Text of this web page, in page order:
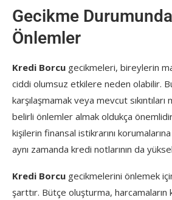
Gecikme
Önlemler
Kredi Borcu gecikmeleri, bireylerin
ciddi olumsuz etkilere neden olabilir.
karşılaşmamak veya mevcut
belirli önlemler almak oldukça
kişilerin finansal istikrarını
aynı zamanda kredi notlarının da
Kredi Borcu gecikmelerini önlemek
şarttır. Bütçe oluşturma, harcamaların